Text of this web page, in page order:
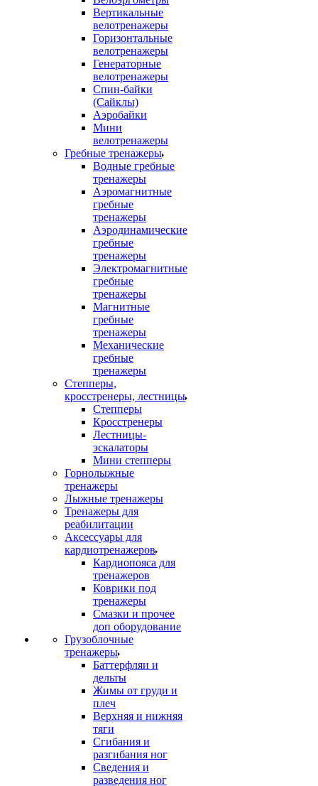
Вертикальные
велотренажеры
Горизонтальные
велотренажеры
Генераторные
велотренажеры
Спин-байки
(Сайклы)
Аэробайки
Мини
велотренажеры
Гребные тренажеры
Водные гребные
тренажеры
Аэромагнитные
гребные
тренажеры
Аэродинамические
гребные
тренажеры
Электромагнитные
гребные
тренажеры
Магнитные
гребные
тренажеры
Механические
гребные
тренажеры
Степперы,
кросстренеры, лестницы
Степперы
Кросстренеры
Лестницы-
эскалаторы
Мини степперы
Горнолыжные
тренажеры
Лыжные тренажеры
Тренажеры для
реабилитации
Аксессуары для
кардиотренажеров
Кардиопояса для
тренажеров
Коврики под
тренажеры
Смазки и прочее
доп оборудование
Грузоблочные
тренажеры
Баттерфляи и
дельты
Жимы от груди и
плеч
Верхняя и нижняя
тяги
Сгибания и
разгибания ног
Сведения и
разведения ног